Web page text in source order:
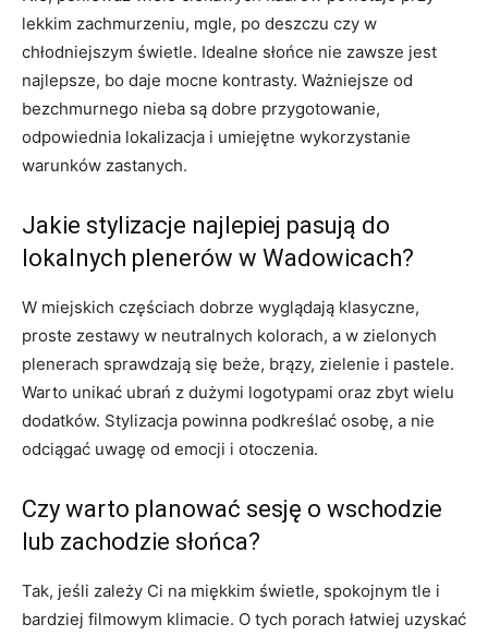
lekkim zachmurzeniu, mgle, po deszczu czy w
chłodniejszym świetle. Idealne słońce nie zawsze jest
najlepsze, bo daje mocne kontrasty. Ważniejsze od
bezchmurnego nieba są dobre przygotowanie,
odpowiednia lokalizacja i umiejętne wykorzystanie
warunków zastanych.
Jakie stylizacje najlepiej pasują do
lokalnych plenerów w Wadowicach?
W miejskich częściach dobrze wyglądają klasyczne,
proste zestawy w neutralnych kolorach, a w zielonych
plenerach sprawdzają się beże, brązy, zielenie i pastele.
Warto unikać ubrań z dużymi logotypami oraz zbyt wielu
dodatków. Stylizacja powinna podkreślać osobę, a nie
odciągać uwagę od emocji i otoczenia.
Czy warto planować sesję o wschodzie
lub zachodzie słońca?
Tak, jeśli zależy Ci na miękkim świetle, spokojnym tle i
bardziej filmowym klimacie. O tych porach łatwiej uzyskać